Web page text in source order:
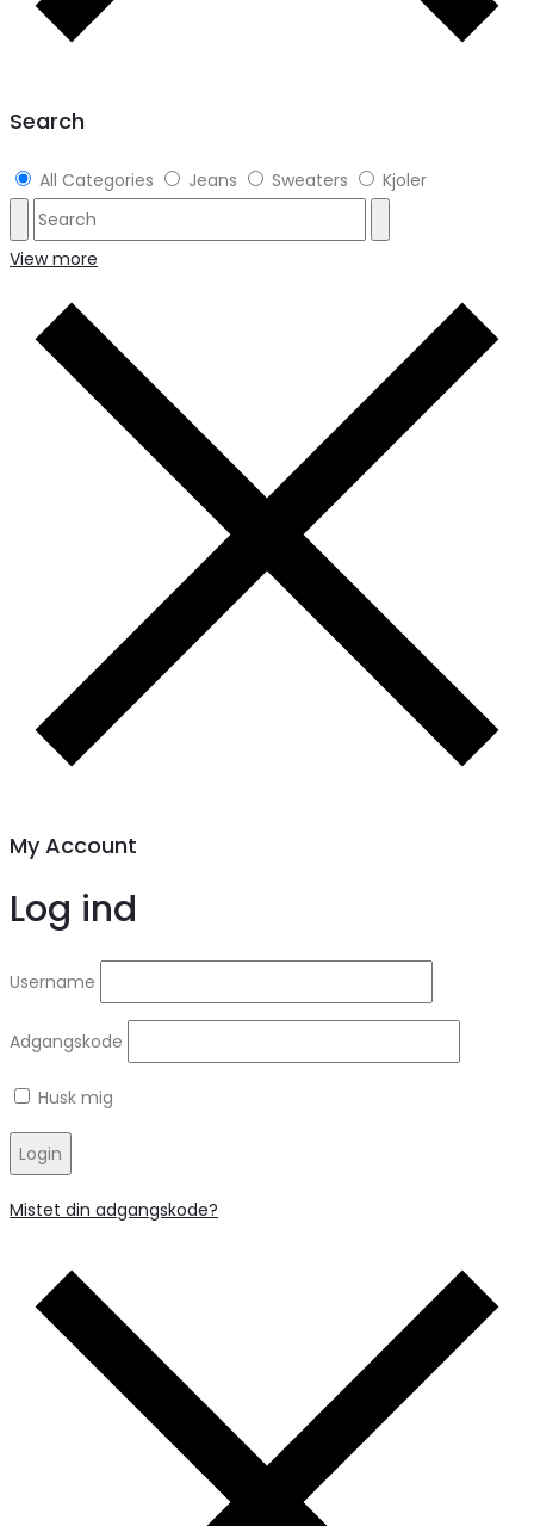
Search
All Categories Jeans Sweaters Kjoler
View more
My Account
Log ind
Username
Adgangskode
Husk mig
Login
Mistet din adgangskode?